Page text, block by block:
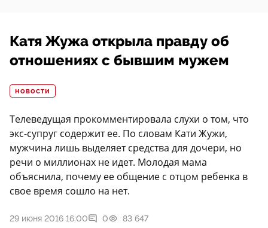
Катя Жужа открыла правду об
отношениях с бывшим мужем
НОВОСТИ
Телеведущая прокомментировала слухи о том, что
экс-супруг содержит ее. По словам Кати Жужи,
мужчина лишь выделяет средства для дочери, но
речи о миллионах не идет. Молодая мама
объяснила, почему ее общение с отцом ребенка в
свое время сошло на нет.
29 июня 2016 16:00 0 83 647